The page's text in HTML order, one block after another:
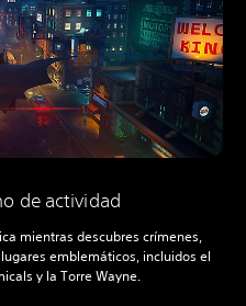
de actividad
mientras descubres crímenes,
emblemáticos, incluidos el
y la Torre Wayne.